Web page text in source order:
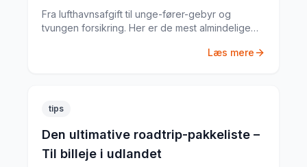
Fra lufthavnsafgift til unge-fører-gebyr og
tvungen forsikring. Her er de mest almindelige
Læs mere
tips
Den ultimative roadtrip-pakkeliste –
Til billeje i udlandet